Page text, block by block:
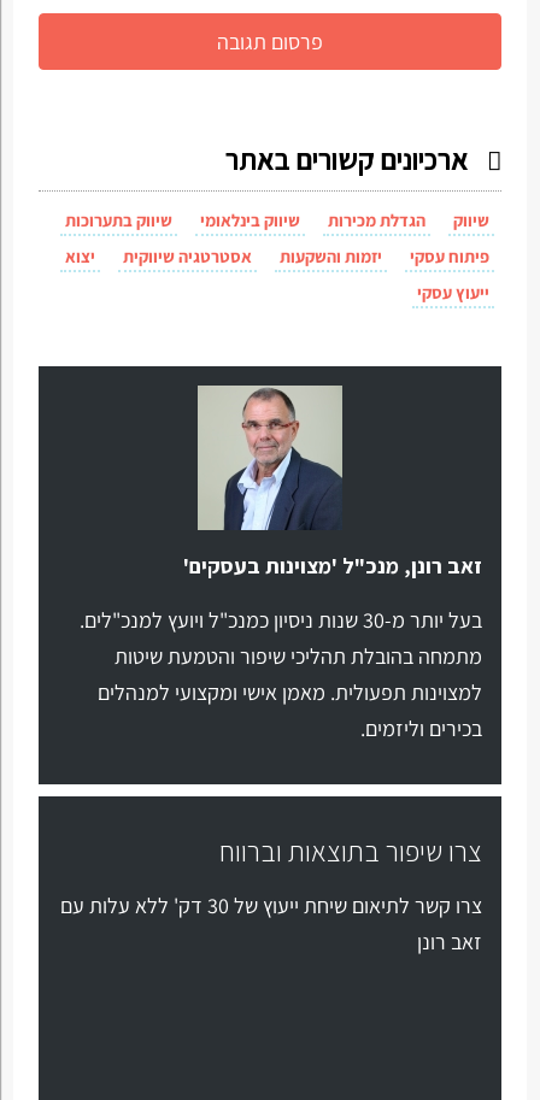
ארכיונים קשורים באתר
שיווק הגדלת מכירות שיווק בינלאומי
שיווק בתערוכות
פיתוח עסקי
יזמות והשקעות אסטרטגיה שיווקית
יצוא
ייעוץ עסקי
זאב רונן, מנכ"ל 'מצוינות בעסקים'
בעל יותר מ-30 שנות ניסיון כמנכ"ל ויועץ למנכ"לים.
מתמחה בהובלת תהליכי שיפור והטמעת שיטות
למצוינות תפעולית. מאמן אישי ומקצועי למנהלים
בכירים וליזמים.
צרו שיפור בתוצאות וברווח
צרו קשר לתיאום שיחת ייעוץ של 30 דק' ללא עלות עם
זאב רונן